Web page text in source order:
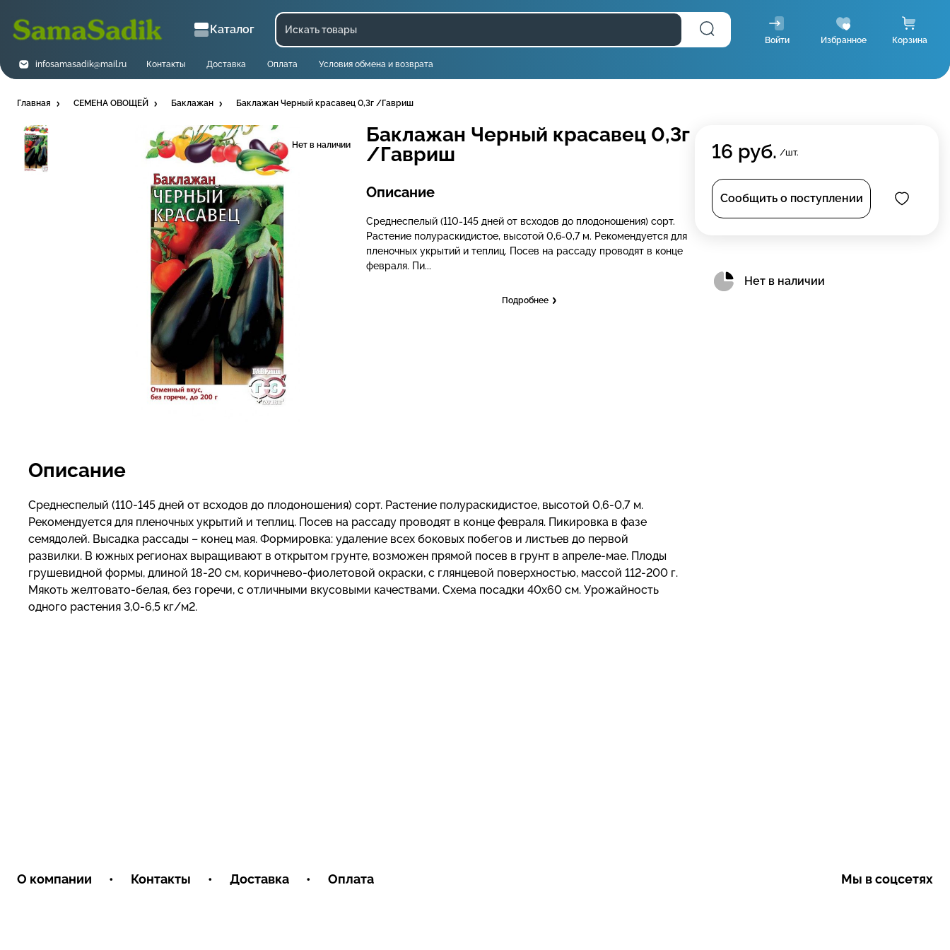
Каталог
Войти Избранное Корзина
infosamasadik@mail.ru Контакты Доставка Оплата Условия обмена и возврата
Главная СЕМЕНА ОВОЩЕЙ Баклажан Баклажан Черный красавец 0,3г /Гавриш
Нет в наличии
Баклажан Черный красавец 0,3г
/Гавриш
Описание
Среднеспелый (110-145 дней от всходов до плодоношения) сорт.
Растение полураскидистое, высотой 0,6-0,7 м. Рекомендуется для
пленочных укрытий и теплиц. Посев на рассаду проводят в конце
февраля. Пи...
Подробнее
Описание
Среднеспелый (110-145 дней от всходов до плодоношения) сорт. Растение полураскидистое, высотой 0,6-0,7 м.
Рекомендуется для пленочных укрытий и теплиц. Посев на рассаду проводят в конце февраля. Пикировка в фазе
семядолей. Высадка рассады – конец мая. Формировка: удаление всех боковых побегов и листьев до первой
развилки. В южных регионах выращивают в открытом грунте, возможен прямой посев в грунт в апреле-мае. Плоды
грушевидной формы, длиной 18-20 см, коричнево-фиолетовой окраски, с глянцевой поверхностью, массой 112-200 г.
Мякоть желтовато-белая, без горечи, с отличными вкусовыми качествами. Схема посадки 40х60 см. Урожайность
одного растения 3,0-6,5 кг/м2.
16 руб. /шт.
Сообщить о поступлении
Нет в наличии
О компании • Контакты • Доставка • Оплата Мы в соцсетях